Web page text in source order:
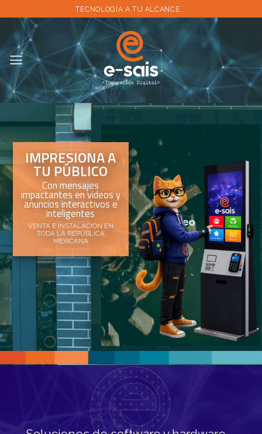
to
content
TECNOLOGÍA A TU ALCANCE...
IMPRESIONA A
TU PÚBLICO
Con mensajes
impactantes en videos y
anuncios interactivos e
inteligentes
VENTA E INSTALACIÓN EN
TODA LA REPÚBLICA
MEXICANA